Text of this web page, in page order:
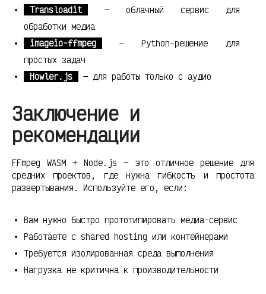
Transloadit
— облачный сервис для
обработки медиа
imageio-ffmpeg
— Python-решение для
простых задач
Howler.js
— для работы только с аудио
Заключение и
рекомендации
FFmpeg WASM + Node.js — это отличное решение для
средних проектов, где нужна гибкость и простота
развертывания. Используйте его, если:
Вам нужно быстро прототипировать медиа-сервис
Работаете с shared hosting или контейнерами
Требуется изолированная среда выполнения
Нагрузка не критична к производительности